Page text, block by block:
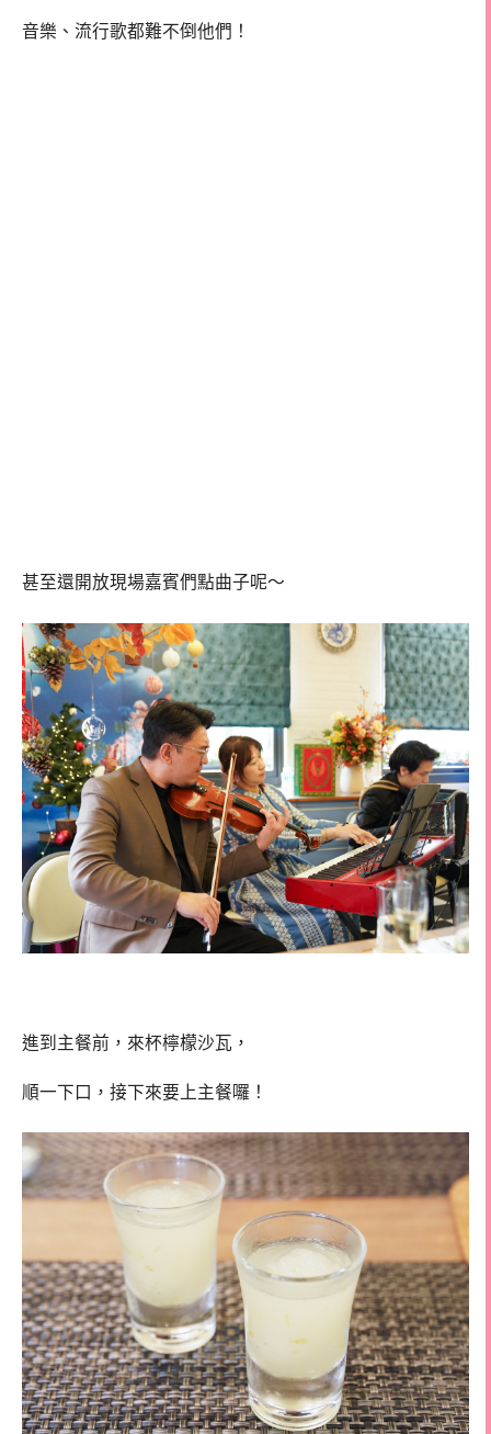
音樂、流行歌都難不倒他們！
甚至還開放現場嘉賓們點曲子呢～
進到主餐前，來杯檸檬沙瓦，
順一下口，接下來要上主餐囉！